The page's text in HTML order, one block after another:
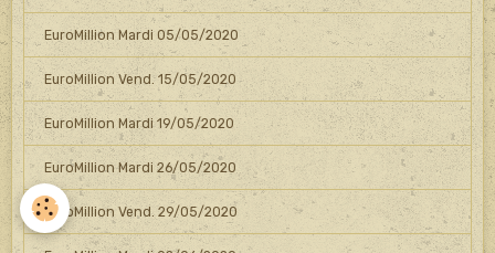
EuroMillion Mardi 05/05/2020
EuroMillion Vend. 15/05/2020
EuroMillion Mardi 19/05/2020
EuroMillion Mardi 26/05/2020
EuroMillion Vend. 29/05/2020